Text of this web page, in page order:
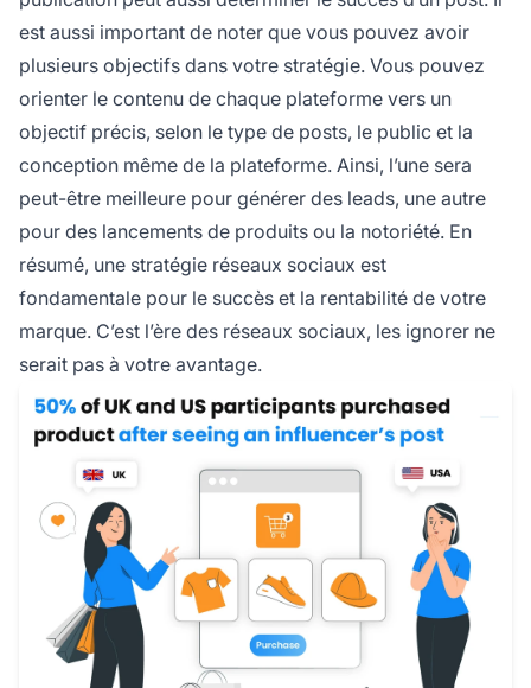
est aussi important de noter que vous pouvez avoir
plusieurs objectifs dans votre stratégie. Vous pouvez
orienter le contenu de chaque plateforme vers un
objectif précis, selon le type de posts, le public et la
conception même de la plateforme. Ainsi, l’une sera
peut-être meilleure pour générer des leads, une autre
pour des lancements de produits ou la notoriété. En
résumé, une stratégie réseaux sociaux est
fondamentale pour le succès et la rentabilité de votre
marque. C’est l’ère des réseaux sociaux, les ignorer ne
serait pas à votre avantage.